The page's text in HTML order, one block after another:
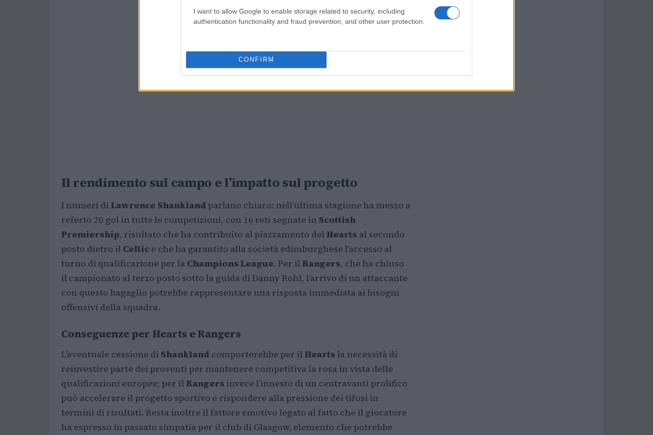
I want to allow Google to enable storage related to security, including
authentication functionality and fraud prevention, and other user protection.
CONFIRM
Il rendimento sul campo e l’impatto sul progetto
I numeri di Lawrence Shanklandparlano chiaro: nell’ultima stagione ha messo a
referto 20 gol in tutte le competizioni, con 16 reti segnate in Scottish
Premiership, risultato che ha contribuito al piazzamento del Hearts al secondo
posto dietro il Celtic e che ha garantito alla società edimburghese l’accesso al
turno di qualificazione per la Champions League. Per il Rangers, che ha chiuso
il campionato al terzo posto sotto la guida di Danny Rohl, l’arrivo di un attaccante
con questo bagaglio potrebbe rappresentare una risposta immediata ai bisogni
offensivi della squadra.
Conseguenze per Hearts e Rangers
L’eventuale cessione di Shankland comporterebbe per il Hearts la necessità di
reinvestire parte dei proventi per mantenere competitiva la rosa in vista delle
qualificazioni europee; per il Rangers invece l’innesto di un centravanti prolifico
può accelerare il progetto sportivo e rispondere alla pressione dei tifosi in
termini di risultati. Resta inoltre il fattore emotivo legato al fatto che il giocatore
ha espresso in passato simpatia per il club di Glasgow, elemento che potrebbe